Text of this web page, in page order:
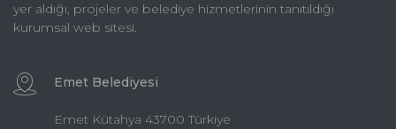
yer aldığı, projeler ve belediye hizmetlerinin tanıtıldığı
kurumsal web sitesi.
Emet Belediyesi
Emet Kütahya 43700 Türkiye